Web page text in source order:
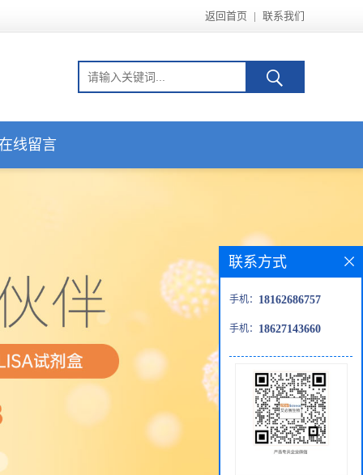
返回首页 | 联系我们
线留言
联系方式
手机： 18162686757
手机： 18627143660